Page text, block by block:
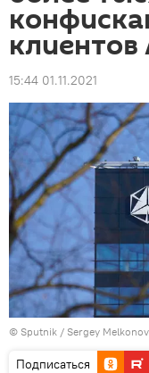
клиентов
15:44 01.11.2021
© Sputnik / Sergey Melkonov
Подписаться